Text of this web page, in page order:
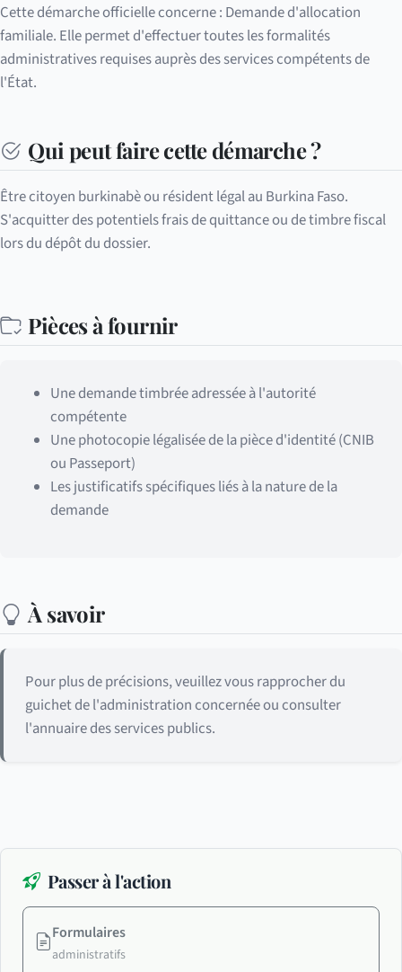
Cette démarche officielle concerne : Demande d'allocation
familiale. Elle permet d'effectuer toutes les formalités
administratives requises auprès des services compétents de
l'État.
Qui peut faire cette démarche ?
Être citoyen burkinabè ou résident légal au Burkina Faso.
S'acquitter des potentiels frais de quittance ou de timbre fiscal
lors du dépôt du dossier.
Pièces à fournir
Une demande timbrée adressée à l'autorité
compétente
Une photocopie légalisée de la pièce d'identité (CNIB
ou Passeport)
Les justificatifs spécifiques liés à la nature de la
demande
À savoir
Pour plus de précisions, veuillez vous rapprocher du
guichet de l'administration concernée ou consulter
l'annuaire des services publics.
Passer à l'action
Formulaires
administratifs